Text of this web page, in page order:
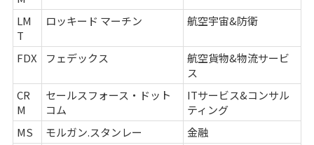
LM
T
ロッキード マーチン 航空宇宙&防衛
FDX フェデックス
航空貨物&物流サービ
ス
CR
M
セールスフォース・ドット
コム
ITサービス&コンサル
ティング
MS
モルガン.スタンレー
金融